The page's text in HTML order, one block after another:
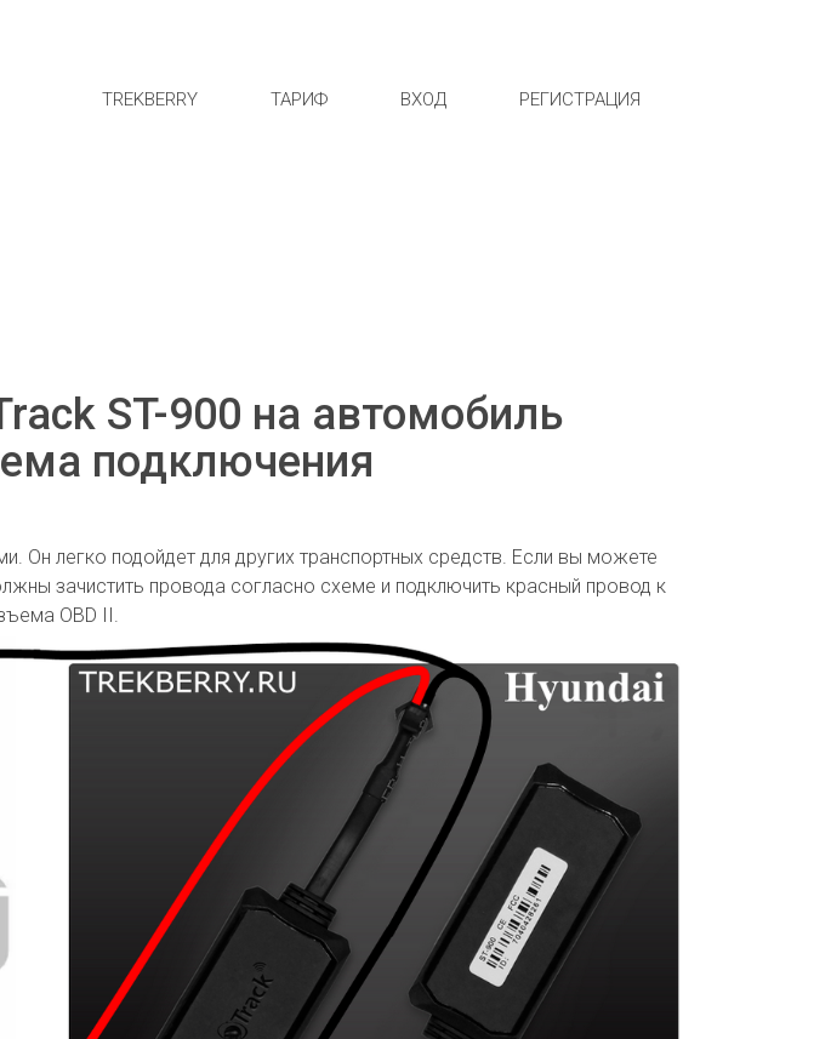
TREKBERRY ТАРИФ ВХОД РЕГИСТРАЦИЯ
ST-900 на автомобиль
подключения
Он легко подойдет для других транспортных средств. Если вы можете
зачистить провода согласно схеме и подключить красный провод к
OBD II.